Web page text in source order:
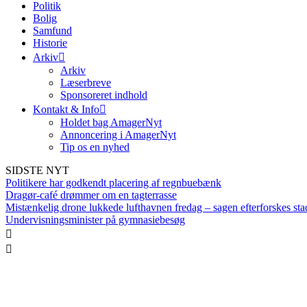
Politik
Bolig
Samfund
Historie
Arkiv
Arkiv
Læserbreve
Sponsoreret indhold
Kontakt & Info
Holdet bag AmagerNyt
Annoncering i AmagerNyt
Tip os en nyhed
SIDSTE NYT
Politikere har godkendt placering af regnbuebænk
Dragør-café drømmer om en tagterrasse
Mistænkelig drone lukkede lufthavnen fredag – sagen efterforskes
Undervisningsminister på gymnasiebesøg